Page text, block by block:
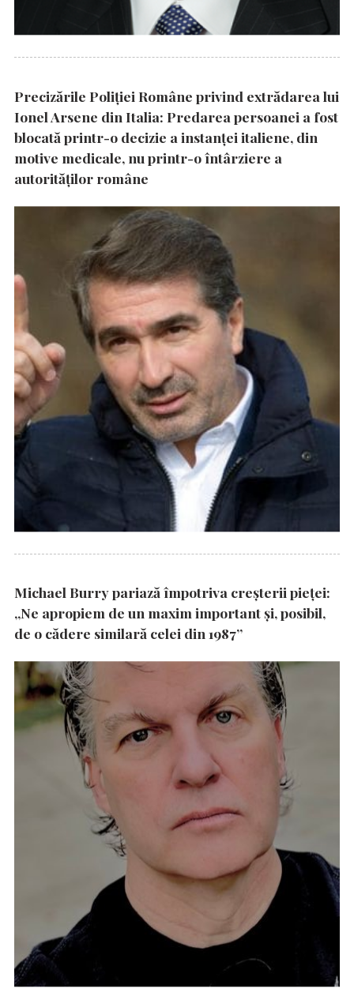
Precizările Poliţiei Române privind extrădarea lui
Ionel Arsene din Italia: Predarea persoanei a fost
blocată printr-o decizie a instanţei italiene, din
motive medicale, nu printr-o întârziere a
autorităţilor române
Michael Burry pariază împotriva creșterii pieței:
„Ne apropiem de un maxim important și, posibil,
de o cădere similară celei din 1987”